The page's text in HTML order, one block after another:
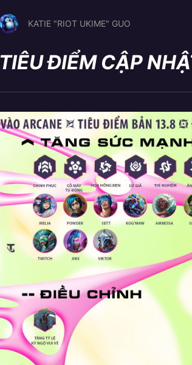
KATIE "RIOT UKIME" GUO
TIÊU ĐIỂM CẬP